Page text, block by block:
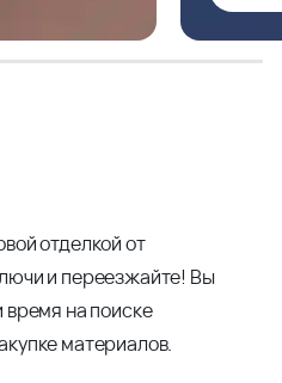
отделкой от
и переезжайте! Вы
время на поиске
материалов.